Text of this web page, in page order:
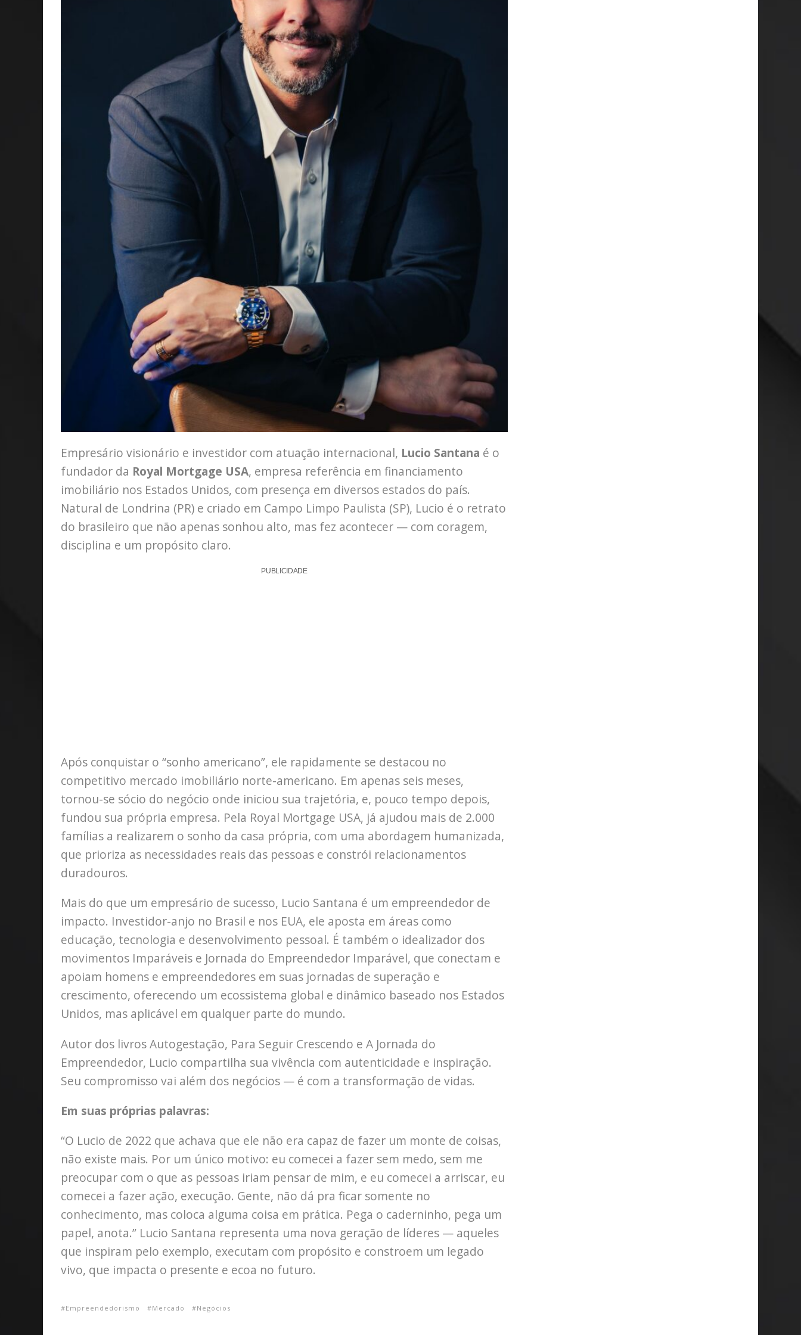
Empresário visionário e investidor com atuação internacional, Lucio Santana é o
fundador da Royal Mortgage USA, empresa referência em financiamento
imobiliário nos Estados Unidos, com presença em diversos estados do país.
Natural de Londrina (PR) e criado em Campo Limpo Paulista (SP), Lucio é o retrato
do brasileiro que não apenas sonhou alto, mas fez acontecer — com coragem,
disciplina e um propósito claro.
PUBLICIDADE
Após conquistar o “sonho americano”, ele rapidamente se destacou no
competitivo mercado imobiliário norte-americano. Em apenas seis meses,
tornou-se sócio do negócio onde iniciou sua trajetória, e, pouco tempo depois,
fundou sua própria empresa. Pela Royal Mortgage USA, já ajudou mais de 2.000
famílias a realizarem o sonho da casa própria, com uma abordagem humanizada,
que prioriza as necessidades reais das pessoas e constrói relacionamentos
duradouros.
Mais do que um empresário de sucesso, Lucio Santana é um empreendedor de
impacto. Investidor-anjo no Brasil e nos EUA, ele aposta em áreas como
educação, tecnologia e desenvolvimento pessoal. É também o idealizador dos
movimentos Imparáveis e Jornada do Empreendedor Imparável, que conectam e
apoiam homens e empreendedores em suas jornadas de superação e
crescimento, oferecendo um ecossistema global e dinâmico baseado nos Estados
Unidos, mas aplicável em qualquer parte do mundo.
Autor dos livros Autogestação, Para Seguir Crescendo e A Jornada do
Empreendedor, Lucio compartilha sua vivência com autenticidade e inspiração.
Seu compromisso vai além dos negócios — é com a transformação de vidas.
Em suas próprias palavras:
“O Lucio de 2022 que achava que ele não era capaz de fazer um monte de coisas,
não existe mais. Por um único motivo: eu comecei a fazer sem medo, sem me
preocupar com o que as pessoas iriam pensar de mim, e eu comecei a arriscar, eu
comecei a fazer ação, execução. Gente, não dá pra ficar somente no
conhecimento, mas coloca alguma coisa em prática. Pega o caderninho, pega um
papel, anota.” Lucio Santana representa uma nova geração de líderes — aqueles
que inspiram pelo exemplo, executam com propósito e constroem um legado
vivo, que impacta o presente e ecoa no futuro.
Empreendedorismo Mercado Negócios